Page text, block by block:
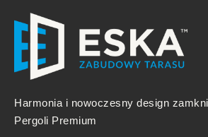
Harmonia i nowoczesny design
Pergoli Premium